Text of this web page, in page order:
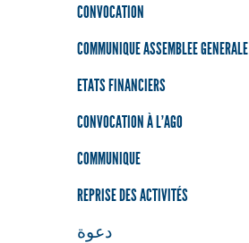
CONVOCATION
COMMUNIQUE ASSEMBLEE GENERALE
ETATS FINANCIERS
CONVOCATION À L'AGO
COMMUNIQUE
REPRISE DES ACTIVITÉS
دعوة